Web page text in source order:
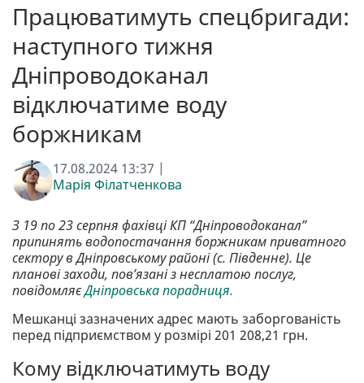
Працюватимуть спецбригади:
наступного тижня
Дніпроводоканал
відключатиме воду
боржникам
17.08.2024 13:37 |
Марія Філатченкова
З 19 по 23 серпня фахівці КП “Дніпроводоканал”
припинять водопостачання боржникам приватного
сектору в Дніпровському районі (с. Південне). Це
планові заходи, пов’язані з несплатою послуг,
повідомляєДніпровська порадниця.
Мешканці зазначених адрес мають заборгованість
перед підприємством у розмірі 201 208,21 грн.
Кому відключатимуть воду